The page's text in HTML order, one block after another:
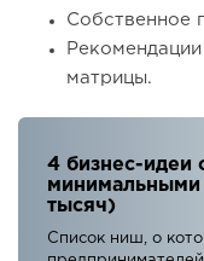
Собственное
матрицы.
4 бизнес-идеи
тысяч)
Список ниш, о